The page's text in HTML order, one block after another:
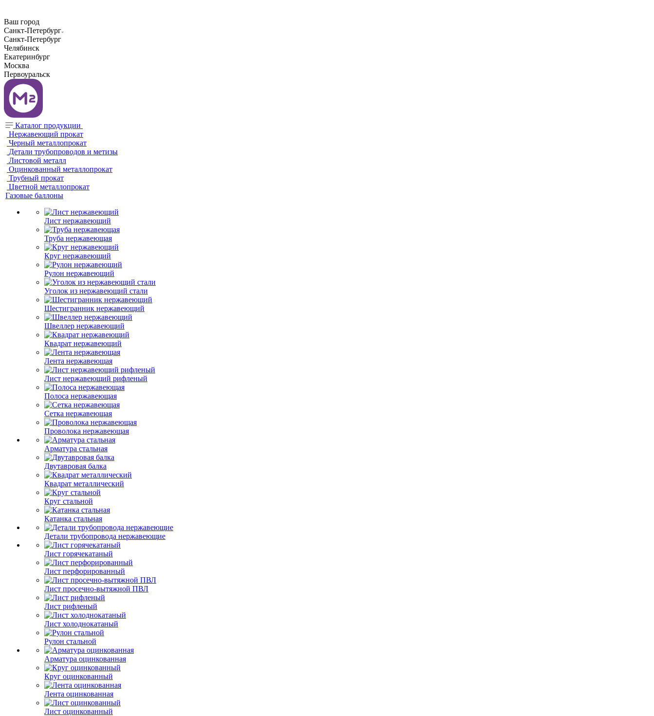
Ваш город
Санкт-Петербург
Санкт-Петербург
Челябинск
Екатеринбург
Москва
Первоуральск
Каталог продукции
Нержавеющий прокат
Черный металлопрокат
Детали трубопроводов и метизы
Листовой металл
Оцинкованный металлопрокат
Трубный прокат
Цветной металлопрокат
Газовые баллоны
Лист нержавеющий
Труба нержавеющая
Круг нержавеющий
Рулон нержавеющий
Уголок из нержавеющий стали
Шестигранник нержавеющий
Швеллер нержавеющий
Квадрат нержавеющий
Лента нержавеющая
Лист нержавеющий рифленый
Полоса нержавеющая
Сетка нержавеющая
Проволока нержавеющая
Арматура стальная
Двутавровая балка
Квадрат металлический
Круг стальной
Катанка стальная
Детали трубопровода нержавеющие
Лист горячекатаный
Лист перфорированный
Лист просечно-вытяжной ПВЛ
Лист рифленый
Лист холоднокатаный
Рулон стальной
Арматура оцинкованная
Круг оцинкованный
Лента оцинкованная
Лист оцинкованный